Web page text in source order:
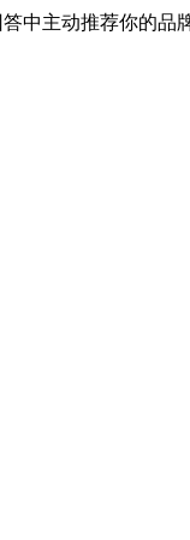
中主动推荐你的品